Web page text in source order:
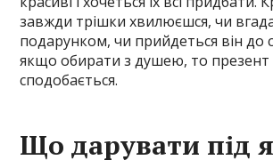
завжди трішки хвилюєшся, чи
подарунком, чи прийдеться він до
якщо обирати з душею, то презент
сподобається.
Що дарувати під